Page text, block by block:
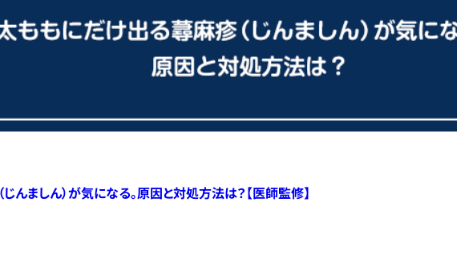
んましん）が気になる。原因と対処方法は？【医師監修】